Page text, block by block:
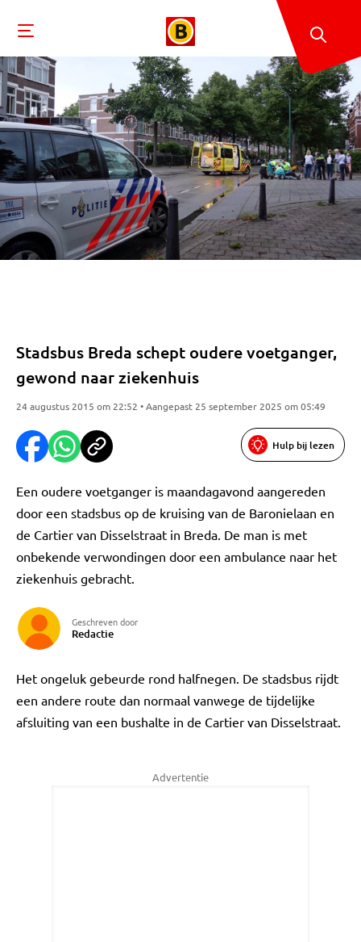
Stadsbus Breda schept oudere voetganger,
gewond naar ziekenhuis
24 augustus 2015 om 22:52 • Aangepast 25 september 2025 om 05:49
Hulp bij lezen
Een oudere voetganger is maandagavond aangereden
door een stadsbus op de kruising van de Baronielaan en
de Cartier van Disselstraat in Breda. De man is met
onbekende verwondingen door een ambulance naar het
ziekenhuis gebracht.
Geschreven door
Redactie
Het ongeluk gebeurde rond halfnegen. De stadsbus rijdt
een andere route dan normaal vanwege de tijdelijke
afsluiting van een bushalte in de Cartier van Disselstraat.
Advertentie